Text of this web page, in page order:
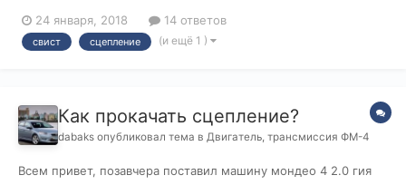
была эпизодической) Перед покупкой при осмотре никаких
серьёзных замечаний обнаружено не было, автомобиль
24 января, 2018 14 ответов
свист сцепление (и ещё 1 )
Как прокачать сцепление?
dabaks опубликовал тема в Двигатель, трансмиссия ФМ-4
Всем привет, позавчера поставил машину мондео 4 2.0 гия